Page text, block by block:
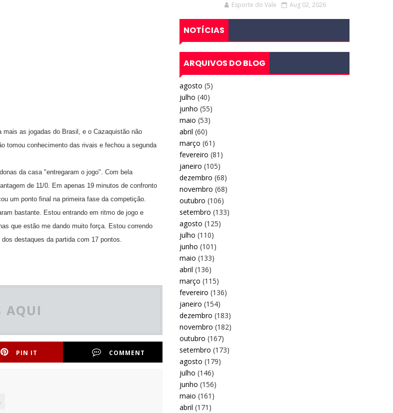
as jogadas do Brasil, e o Cazaquistão não
tomou conhecimento das rivais e fechou a segunda
da casa "entregaram o jogo". Com bela
de 11/0. Em apenas 19 minutos de confronto
um ponto final na primeira fase da competição.
bastante. Estou entrando em ritmo de jogo e
que estão me dando muito força. Estou correndo
destaques da partida com 17 pontos.
AQUI
PIN IT COMMENT
Esporte do Vale Aug 02, 2026
NOTÍCIAS
ARQUIVOS DO BLOG
agosto (5)
julho (40)
junho (55)
maio (53)
abril (60)
março (61)
fevereiro (81)
janeiro (105)
dezembro (68)
novembro (68)
outubro (106)
setembro (133)
agosto (125)
julho (110)
junho (101)
maio (133)
abril (136)
março (115)
fevereiro (136)
janeiro (154)
dezembro (183)
novembro (182)
outubro (167)
setembro (173)
agosto (179)
julho (146)
junho (156)
maio (161)
abril (171)